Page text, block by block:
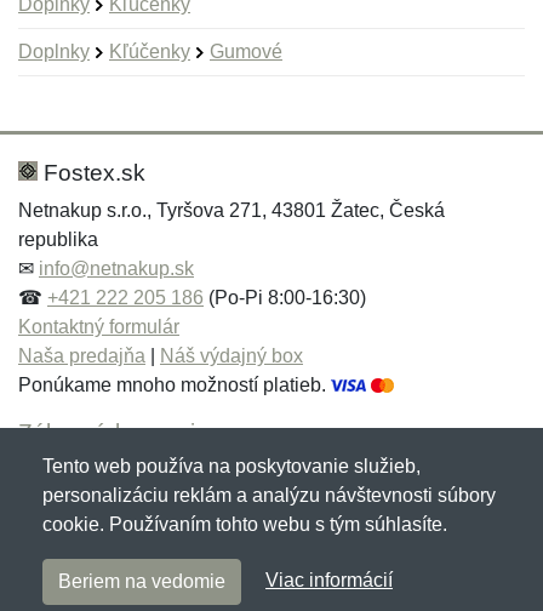
Doplnky Kľúčenky
Doplnky Kľúčenky Gumové
Hodnotenie:
Meno:*
E-mail:
Správa*
Meno:
E-mail:*
Správa*
Fostex.sk
Netnakup s.r.o., Tyršova 271, 43801 Žatec, Česká
republika
✉ info@netnakup.sk
☎ +421 222 205 186 (Po-Pi 8:00-16:30)
Kontaktný formulár
Naša predajňa
Náš výdajný box
Ponúkame mnoho možností platieb.
Zákaznícky servis
Novinky emailom
Copyright © 2007-2026 (19 rokov s vami)Netnakup.sk
NetIQ. Všetky práva vyhradené.
Tento web používa na poskytovanie služieb,
personalizáciu reklám a analýzu návštevnosti súbory
cookie. Používaním tohto webu s tým súhlasíte.
Beriem na vedomie Viac informácií